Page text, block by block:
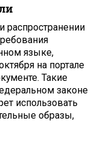
распространении
языке,
на портале
Такие
законе
использовать
образы,